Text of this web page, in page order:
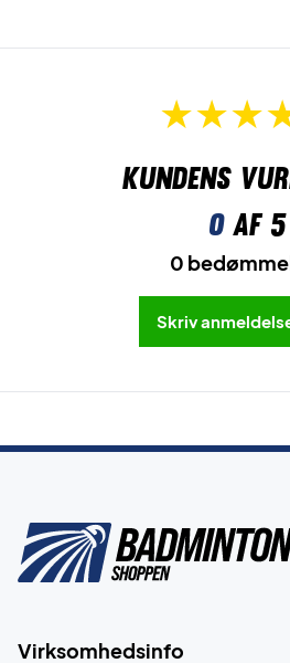
Kundens
0af 5
0
Skriv
Virksomhedsinfo